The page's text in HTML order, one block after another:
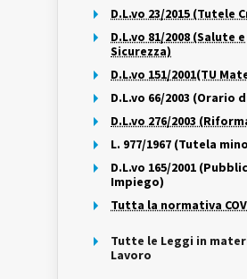
D.L.vo 23/2015 (Tutele
D.L.vo 81/2008 (Salute e
Sicurezza)
D.L.vo 151/2001(TU
D.L.vo 66/2003 (Orario
D.L.vo 276/2003
L. 977/1967 (Tutela
D.L.vo 165/2001
Impiego)
Tutta la normativa
Tutte le Leggi in
Lavoro